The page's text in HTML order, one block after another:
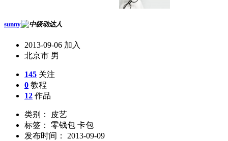
sunny
2013-09-06 加入
北京市 男
145 关注
0 教程
12 作品
类别： 皮艺
标签： 零钱包 卡包
发布时间： 2013-09-09